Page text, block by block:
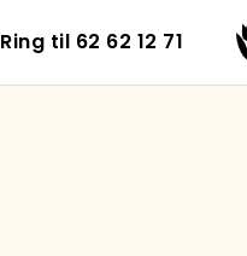
Ring til 62 62 12 71